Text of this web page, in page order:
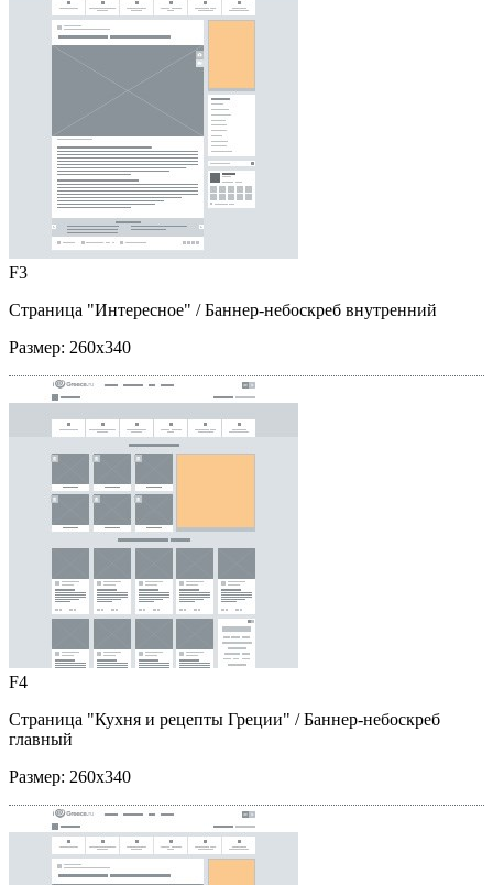
F3
Страница "Интересное" / Баннер-небоскреб внутренний
Размер: 260x340
F4
Страница "Кухня и рецепты Греции" / Баннер-небоскреб
главный
Размер: 260x340